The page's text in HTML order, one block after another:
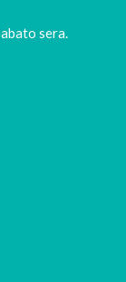
sera.